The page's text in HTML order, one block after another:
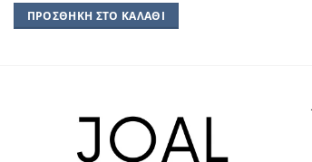
ΠΡΟΣΘΉΚΗ ΣΤΟ ΚΑΛΆΘΙ